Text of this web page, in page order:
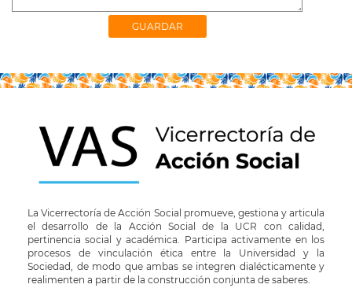
La Vicerrectoría de Acción Social promueve, gestiona y articula
el desarrollo de la Acción Social de la UCR con calidad,
pertinencia social y académica. Participa activamente en los
procesos de vinculación ética entre la Universidad y la
Sociedad, de modo que ambas se integren dialécticamente y
realimenten a partir de la construcción conjunta de saberes.